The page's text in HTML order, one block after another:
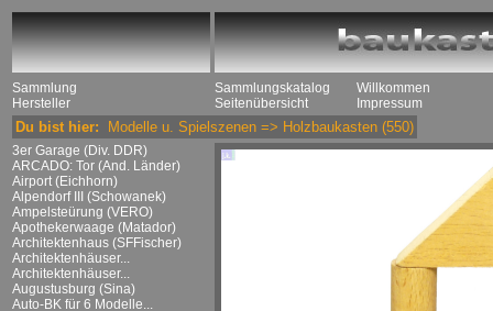
Sammlung
Hersteller
Sammlungskatalog
Seitenübersicht
Willkommen
Impressum
Du bist hier: Modelle u. Spielszenen => Holzbaukasten (550)
3er Garage (Div. DDR)
ARCADO: Tor (And. Länder)
Airport (Eichhorn)
Alpendorf III (Schowanek)
Ampelsteürung (VERO)
Apothekerwaage (Matador)
Architektenhaus (SFFischer)
Architektenhäuser...
Architektenhäuser...
Augustusburg (Sina)
Auto-BK für 6 Modelle...